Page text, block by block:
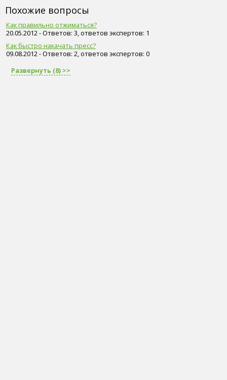
Похожие вопросы
Как правильно отжиматься?
20.05.2012 - Ответов: 3, ответов экспертов: 1
Как быстро накачать пресс?
09.08.2012 - Ответов: 2, ответов экспертов: 0
Развернуть (8) >>